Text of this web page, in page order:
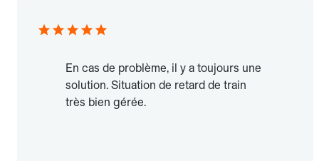
En cas de problème, il y a toujours une
solution. Situation de retard de train
très bien gérée.